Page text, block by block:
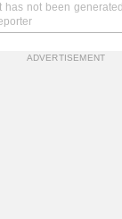
has not been
ADVERTISEMENT